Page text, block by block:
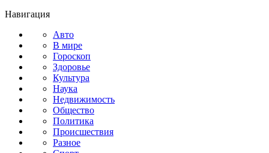
Навигация
Авто
В мире
Гороскоп
Здоровье
Культура
Наука
Недвижимость
Общество
Политика
Происшествия
Разное